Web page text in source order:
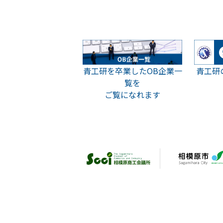
青工研を卒業したOB企業一
覧を
ご覧になれます
青工研